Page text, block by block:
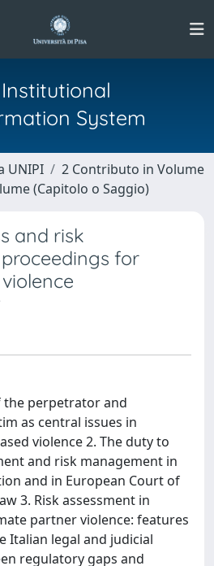
Institutional
System
UNIPI
2 Contributo in Volume
(Capitolo o Saggio)
and risk
for
the perpetrator and
as central issues in
violence 2. The duty to
and risk management in
and in European Court of
3. Risk assessment in
partner violence: features
Italian legal and judicial
regulatory gaps and